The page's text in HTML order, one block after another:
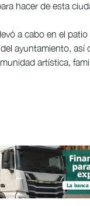
hacer de esta
a cabo en el
ayuntamiento,
artística,